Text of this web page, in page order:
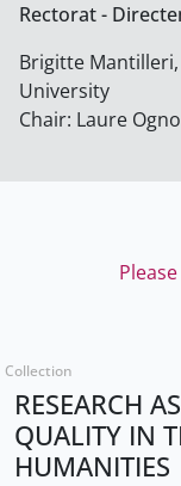
Rectorat -
Brigitte Mantilleri,
University
Chair: Laure
Collection
RESEARCH
QUALITY IN
HUMANITIES